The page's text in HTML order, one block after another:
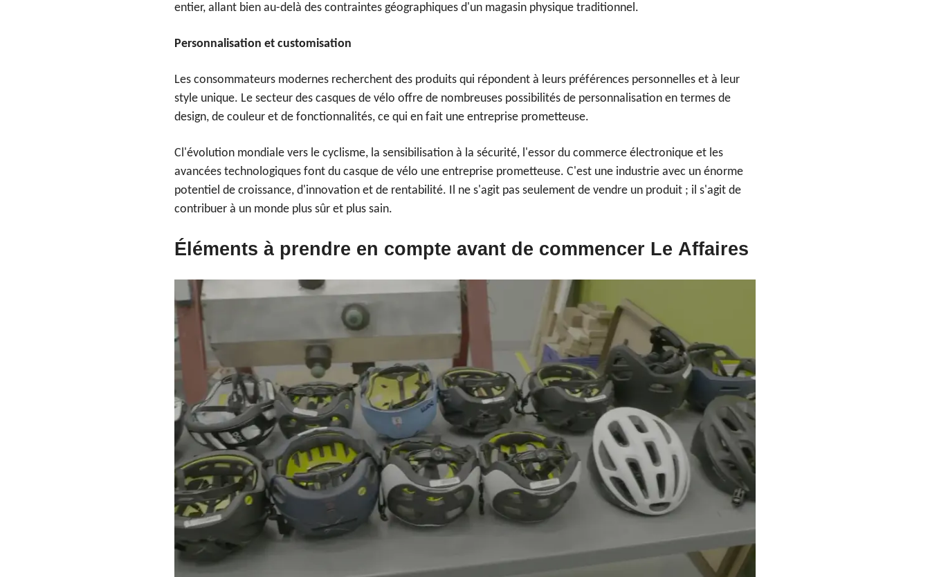
entier, allant bien au-delà des contraintes géographiques d'un magasin physique traditionnel.
Personnalisation et customisation
Les consommateurs modernes recherchent des produits qui répondent à leurs préférences personnelles et à leur
style unique. Le secteur des casques de vélo offre de nombreuses possibilités de personnalisation en termes de
design, de couleur et de fonctionnalités, ce qui en fait une entreprise prometteuse.
Cl'évolution mondiale vers le cyclisme, la sensibilisation à la sécurité, l'essor du commerce électronique et les
avancées technologiques font du casque de vélo une entreprise prometteuse. C'est une industrie avec un énorme
potentiel de croissance, d'innovation et de rentabilité. Il ne s'agit pas seulement de vendre un produit ; il s'agit de
contribuer à un monde plus sûr et plus sain.
Éléments à prendre en compte avant de commencer Le Affaires